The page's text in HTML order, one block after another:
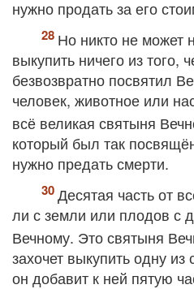
нужно продать за его
Но никто не может
выкупить ничего из того,
безвозвратно посвятил
человек, животное или
всё великая святыня
который был так
нужно предать смерти.
Десятая часть от
ли с земли или плодов с
Вечному. Это святыня
захочет выкупить одну из
он добавит к ней пятую